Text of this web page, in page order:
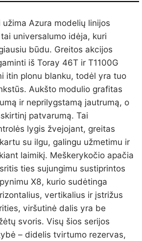
Azura modelių linijos
universalumo idėja, kuri
būdu. Greitos akcijos
iš Toray 46T ir T1100G
itin plonu blanku, todėl yra tuo
Aukšto modulio grafitas
ir neprilygstamą jautrumą, o
patvarumą. Tai
lygis žvejojant, greitas
su ilgu, galingu užmetimu ir
laimikį. Meškerykočio apačia
ties sujungimu sustiprintos
X8, kurio sudėtinga
vertikalius ir įstrižus
viršutinė dalis yra be
svoris. Visų šios serijos
– didelis tvirtumo rezervas,